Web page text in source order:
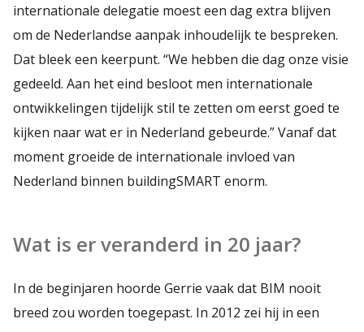
internationale delegatie moest een dag extra blijven
om de Nederlandse aanpak inhoudelijk te bespreken.
Dat bleek een keerpunt. “We hebben die dag onze visie
gedeeld. Aan het eind besloot men internationale
ontwikkelingen tijdelijk stil te zetten om eerst goed te
kijken naar wat er in Nederland gebeurde.” Vanaf dat
moment groeide de internationale invloed van
Nederland binnen buildingSMART enorm.
Wat is er veranderd in 20 jaar?
In de beginjaren hoorde Gerrie vaak dat BIM nooit
breed zou worden toegepast. In 2012 zei hij in een